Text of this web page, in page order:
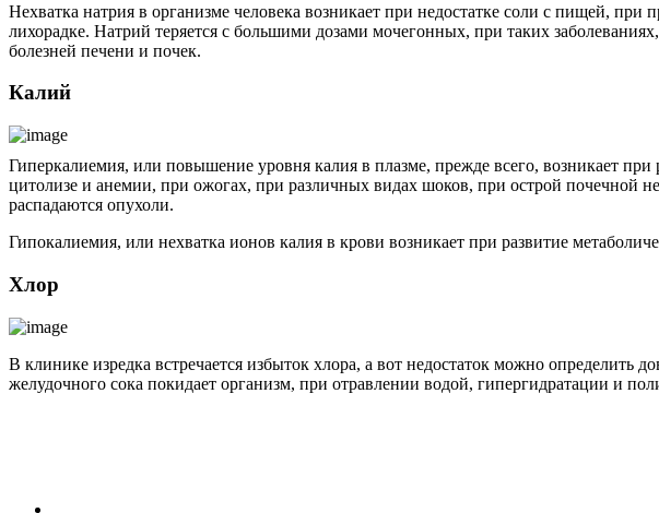
Нехватка натрия в организме человека возникает при недостатке соли с пищей,
лихорадке. Натрий теряется с большими дозами мочегонных, при таких
болезней печени и почек.
Калий
Гиперкалиемия, или повышение уровня калия в плазме, прежде всего, возникает
цитолизе и анемии, при ожогах, при различных видах шоков, при острой почечной
распадаются опухоли.
Гипокалиемия, или нехватка ионов калия в крови возникает при развитие
Хлор
В клинике изредка встречается избыток хлора, а вот недостаток можно определить
желудочного сока покидает организм, при отравлении водой, гипергидратации и